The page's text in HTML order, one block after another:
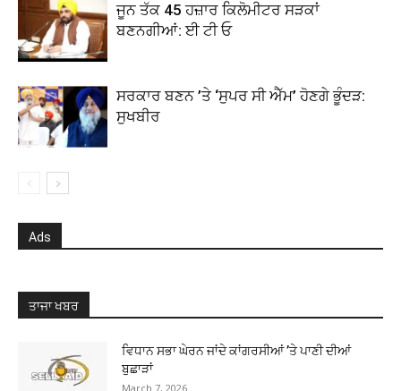
ਜੂਨ ਤੱਕ 45 ਹਜ਼ਾਰ ਕਿਲੋਮੀਟਰ ਸੜਕਾਂ
ਬਣਨਗੀਆਂ: ਈ ਟੀ ਓ
ਸਰਕਾਰ ਬਣਨ ’ਤੇ ‘ਸੁਪਰ ਸੀ ਐੱਮ’ ਹੋਣਗੇ ਭੂੰਦੜ:
ਸੁਖਬੀਰ
Ads
ਤਾਜਾ ਖਬਰ
ਵਿਧਾਨ ਸਭਾ ਘੇਰਨ ਜਾਂਦੇ ਕਾਂਗਰਸੀਆਂ ’ਤੇ ਪਾਣੀ ਦੀਆਂ
ਬੁਛਾੜਾਂ
March 7, 2026